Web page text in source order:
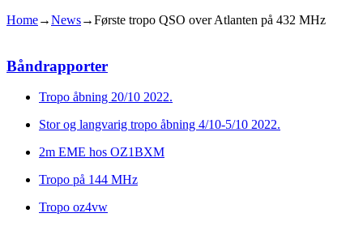
Home→News→Første tropo QSO over Atlanten på 432 MHz
Båndrapporter
Tropo åbning 20/10 2022.
Stor og langvarig tropo åbning 4/10-5/10 2022.
2m EME hos OZ1BXM
Tropo på 144 MHz
Tropo oz4vw